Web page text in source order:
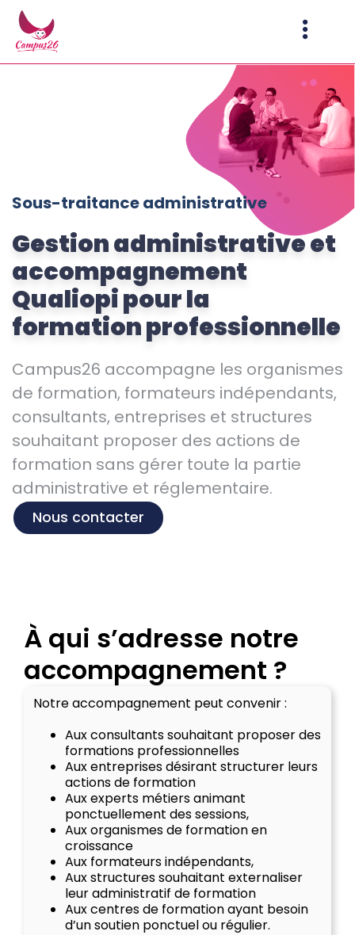
contenu
principal
Sous-traitance administrative
Gestion administrative et
accompagnement
Qualiopi pour la
formation professionnelle
Campus26 accompagne les organismes
de formation, formateurs indépendants,
consultants, entreprises et structures
souhaitant proposer des actions de
formation sans gérer toute la partie
administrative et réglementaire.
Nous contacter
À qui s’adresse notre
accompagnement ?
Notre accompagnement peut convenir :
Aux consultants souhaitant proposer des
formations professionnelles
Aux entreprises désirant structurer leurs
actions de formation
Aux experts métiers animant
ponctuellement des sessions,
Aux organismes de formation en
croissance
Aux formateurs indépendants,
Aux structures souhaitant externaliser
leur administratif de formation
Aux centres de formation ayant besoin
d’un soutien ponctuel ou régulier.